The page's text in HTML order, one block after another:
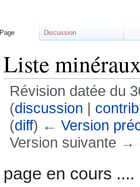
Liste
Révision datée du
(discussion |
(diff) ← Version
Version suivante →
page en cours ....
Page Discussion